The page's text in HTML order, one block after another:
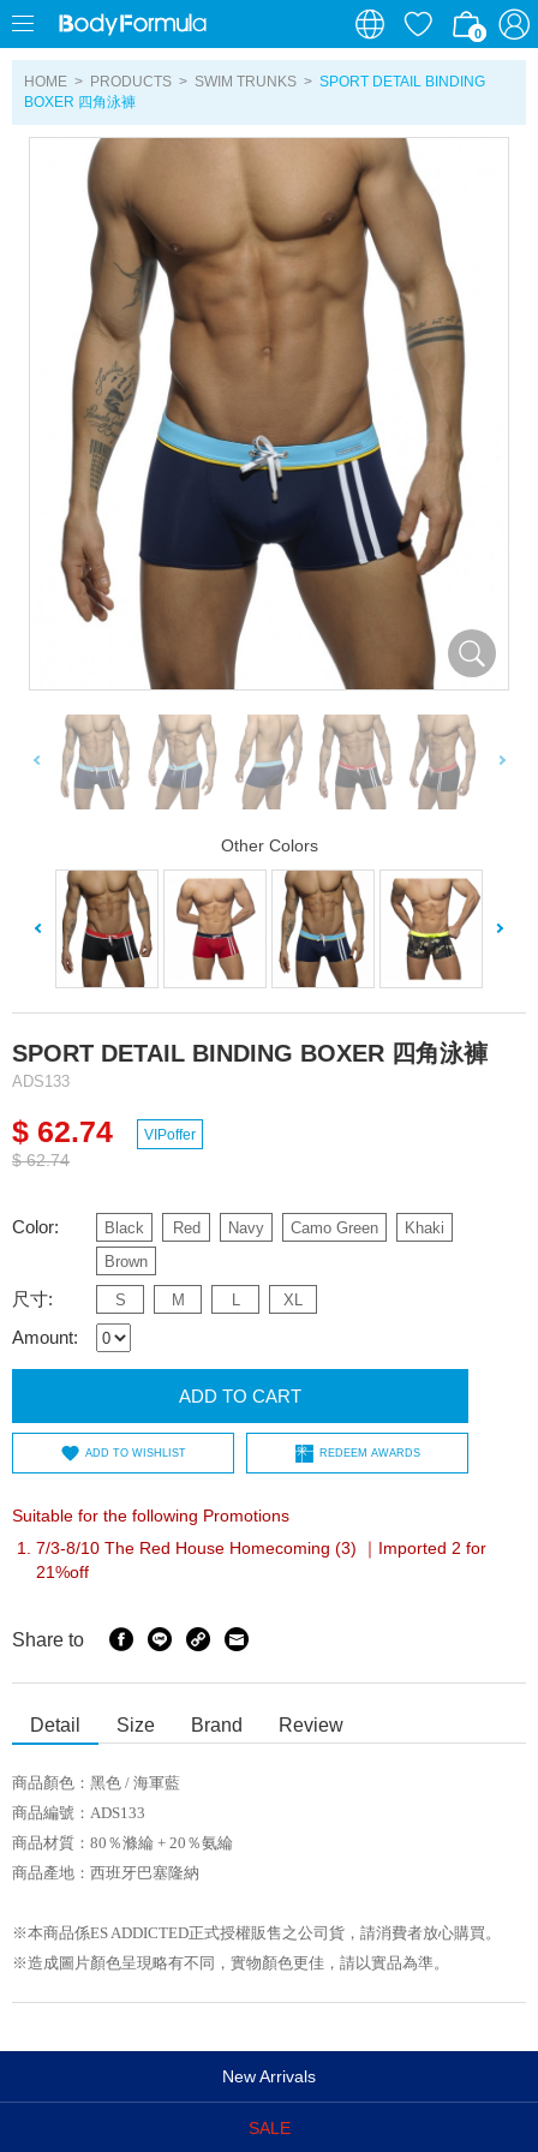
0
0
HOME > PRODUCTS > SWIM TRUNKS > SPORT DETAIL BINDING
BOXER 四角泳褲
Other Colors
SPORT DETAIL BINDING BOXER 四角泳褲
ADS133
$ 62.74
$ 62.74
VIPoffer
Color: Black Red Navy Camo Green
Khaki
Brown
尺寸: S M L XL
Amount:
ADD TO CART
ADD TO WISHLIST REDEEM AWARDS
Suitable for the following Promotions
7/3-8/10 The Red House Homecoming (3) ｜Imported 2 for
21%off
Share to
Detail Size Brand Review
商品顏色：黑色 / 海軍藍
商品編號：ADS133
商品材質：80％滌綸 + 20％氨綸
商品產地：西班牙巴塞隆納
※本商品係ES ADDICTED正式授權販售之公司貨，請消費者放心購買。
※造成圖片顏色呈現略有不同，實物顏色更佳，請以實品為準。
New Arrivals
SALE